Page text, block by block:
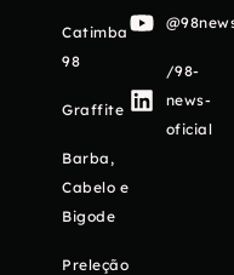
Catimba
98
Graffite
Barba,
Cabelo e
Bigode
Preleção
/98-
news-
oficial